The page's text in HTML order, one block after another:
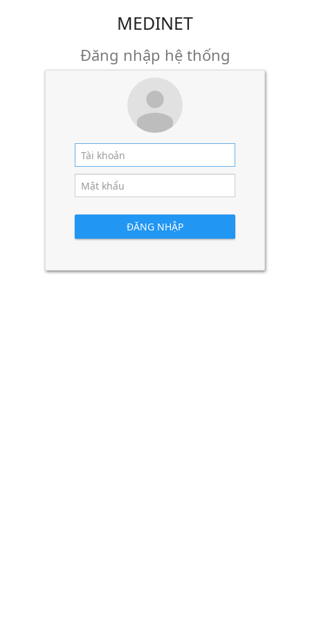
MEDINET
Đăng nhập hệ thống
ĐĂNG NHẬP